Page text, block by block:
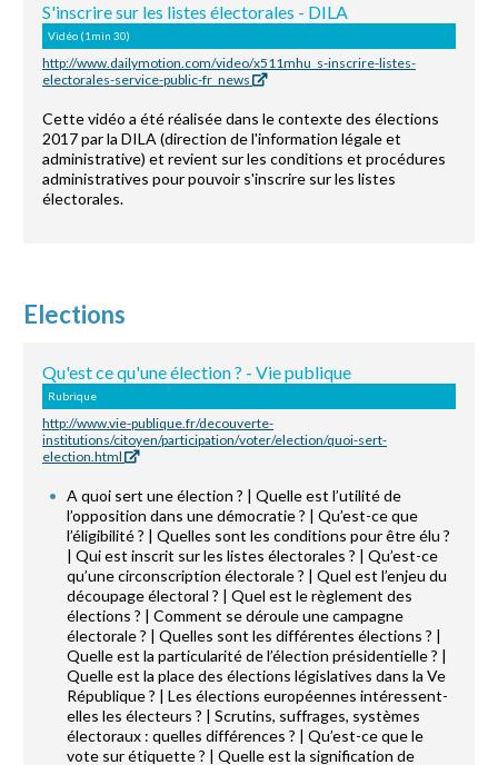
S'inscrire sur les listes électorales - DILA
Vidéo (1min 30)
http://www.dailymotion.com/video/x511mhu_s-inscrire-listes-
electorales-service-public-fr_news
Cette vidéo a été réalisée dans le contexte des élections
2017 par la DILA (direction de l'information légale et
administrative) et revient sur les conditions et procédures
administratives pour pouvoir s'inscrire sur les listes
électorales.
Elections
Qu'est ce qu'une élection ? - Vie publique
Rubrique
http://www.vie-publique.fr/decouverte-
institutions/citoyen/participation/voter/election/quoi-sert-
election.html
A quoi sert une élection ? | Quelle est l’utilité de
l’opposition dans une démocratie ? | Qu’est-ce que
l’éligibilité ? | Quelles sont les conditions pour être élu ?
| Qui est inscrit sur les listes électorales ? | Qu’est-ce
qu’une circonscription électorale ? | Quel est l’enjeu du
découpage électoral ? | Quel est le règlement des
élections ? | Comment se déroule une campagne
électorale ? | Quelles sont les différentes élections ? |
Quelle est la particularité de l’élection présidentielle ? |
Quelle est la place des élections législatives dans la Ve
République ? | Les élections européennes intéressent-
elles les électeurs ? | Scrutins, suffrages, systèmes
électoraux : quelles différences ? | Qu’est-ce que le
vote sur étiquette ? | Quelle est la signification de